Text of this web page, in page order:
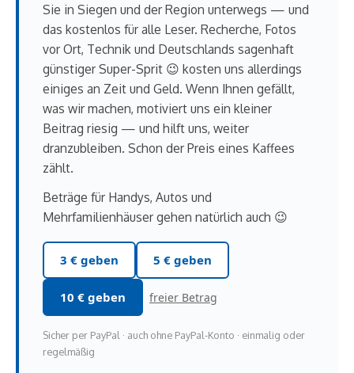
Sie in Siegen und der Region unterwegs — und
das kostenlos für alle Leser. Recherche, Fotos
vor Ort, Technik und Deutschlands sagenhaft
günstiger Super-Sprit 😉 kosten uns allerdings
einiges an Zeit und Geld. Wenn Ihnen gefällt,
was wir machen, motiviert uns ein kleiner
Beitrag riesig — und hilft uns, weiter
dranzubleiben. Schon der Preis eines Kaffees
zählt.
Beträge für Handys, Autos und
Mehrfamilienhäuser gehen natürlich auch 😉
3 € geben 5 € geben
10 € geben freier Betrag
Sicher per PayPal · auch ohne PayPal-Konto · einmalig oder
regelmäßig